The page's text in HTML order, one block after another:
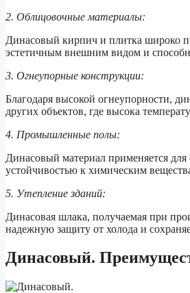
2. Облицовочные материалы:
Динасовый кирпич и плитка широко
эстетичным внешним видом и
3. Огнеупорные конструкции:
Благодаря высокой огнеупорности,
других объектов, где высока
4. Промышленные полы:
Динасовый материал применяется
устойчивостью к химическим
5. Утепление зданий:
Динасовая шлака, получаемая при
надежную защиту от холода и
Динасовый.